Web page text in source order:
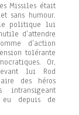
Missiles était
sans humour.
politique lui
d’attendre
d’action
tolérante
Or,
lui Rod
des héros
depuis de